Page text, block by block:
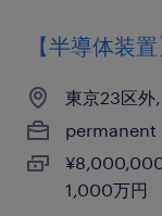
【半導体装
東京23区外
permanent
1,000万円